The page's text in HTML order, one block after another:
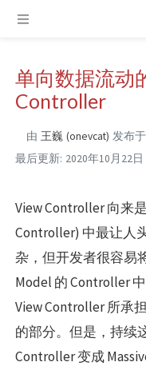
单向数据流动
Controller
由 王巍 (onevcat) 发布于
最后更新: 2020年10月22日
View Controller 向来
Controller) 中最让人
杂，但开发者很容易
Model 的 Controller
View Controller 所承
的部分。但是，持续
Controller 变成